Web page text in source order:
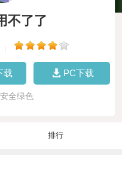
不了了
载 PC下载
全绿色
排行